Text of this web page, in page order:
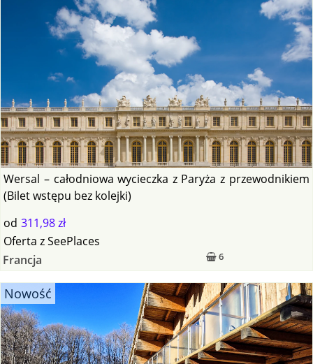
Wersal – całodniowa wycieczka z Paryża z przewodnikiem
(Bilet wstępu bez kolejki)
od 311,98 zł
6
Oferta zSeePlaces
Francja
Nowość